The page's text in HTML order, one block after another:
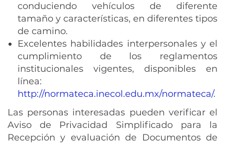
conduciendo vehículos de diferente
tamaño y características, en diferentes tipos
de camino.
Excelentes habilidades interpersonales y el
cumplimiento de los reglamentos
institucionales vigentes, disponibles en
línea:
http://normateca.inecol.edu.mx/normateca/.
Las personas interesadas pueden verificar el
Aviso de Privacidad Simplificado para la
Recepción y evaluación de Documentos de